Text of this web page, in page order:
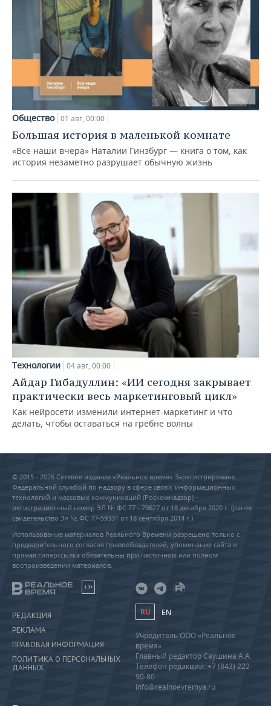
Общество 01 авг, 00:00
Большая история в маленькой комнате
«Все наши вчера» Наталии Гинзбург — книга о том, как
история незаметно разрушает обычную жизнь
Технологии 04 авг, 00:00
Айдар Гибадуллин: «ИИ сегодня закрывает
практически весь маркетинговый цикл»
Как нейросети изменили интернет-маркетинг и что
делать, чтобы оставаться на гребне волны
© 2015 - 2026 Сетевое издание «Реальное время» Зарегистрировано
Федеральной службой по надзору в сфере связи, информационных
технологий и массовых коммуникаций (Роскомнадзор) –
регистрационный номер ЭЛ № ФС 77 - 79627 от 18 декабря 2020 г. (ранее
свидетельство Эл № ФС 77-59331 от 18 сентября 2014 г.)
Использование материалов Реального Времени разрешено только с
предварительного согласия правообладателей, упоминание сайта и
прямая гиперссылка обязательны при частичном или полном
воспроизведении материалов.
18+
РЕДАКЦИЯ
РЕКЛАМА
ПРАВОВАЯ ИНФОРМАЦИЯ
ПОЛИТИКА О ПЕРСОНАЛЬНЫХ
ДАННЫХ
RU EN
Учредитель ООО «Реальное
время»
Главный редактор Саушина А.А.
Телефон редакции: +7 (843) 222-
90-80
info@realnoevremya.ru